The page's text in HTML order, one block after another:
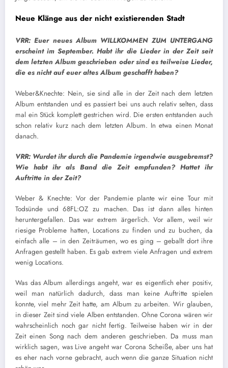
Neue Klänge aus der nicht existierenden Stadt
VRR: Euer neues Album WILLKOMMEN ZUM UNTERGANG
erscheint im September. Habt ihr die Lieder in der Zeit seit
dem letzten Album geschrieben oder sind es teilweise Lieder,
die es nicht auf euer altes Album geschafft haben?
Weber&Knechte: Nein, sie sind alle in der Zeit nach dem letzten
Album entstanden und es passiert bei uns auch relativ selten, dass
mal ein Stück komplett gestrichen wird. Die ersten entstanden auch
schon relativ kurz nach dem letzten Album. In etwa einen Monat
danach.
VRR: Wurdet ihr durch die Pandemie irgendwie ausgebremst?
Wie habt ihr als Band die Zeit empfunden? Hattet ihr
Auftritte in der Zeit?
Weber & Knechte: Vor der Pandemie plante wir eine Tour mit
Todsünde und 68FL:OZ zu machen. Das ist dann alles hinten
heruntergefallen. Das war extrem ärgerlich. Vor allem, weil wir
riesige Probleme hatten, Locations zu finden und zu buchen, da
einfach alle – in den Zeiträumen, wo es ging – geballt dort ihre
Anfragen gestellt haben. Es gab extrem viele Anfragen und extrem
wenig Locations.
Was das Album allerdings angeht, war es eigentlich eher positiv,
weil man natürlich dadurch, dass man keine Auftritte spielen
konnte, viel mehr Zeit hatte, am Album zu arbeiten. Wir glauben,
in dieser Zeit sind viele Alben entstanden. Ohne Corona wären wir
wahrscheinlich noch gar nicht fertig. Teilweise haben wir in der
Zeit einen Song nach dem anderen geschrieben. Da muss man
wirklich sagen, was Live angeht war Corona Scheiße, aber uns hat
es eher nach vorne gebracht, auch wenn die ganze Situation nicht